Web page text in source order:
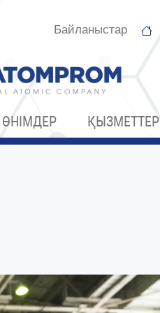
Байланыстар
ӨНІМДЕР ҚЫЗМЕТТЕР